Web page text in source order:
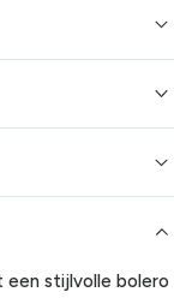
stijlvolle bolero